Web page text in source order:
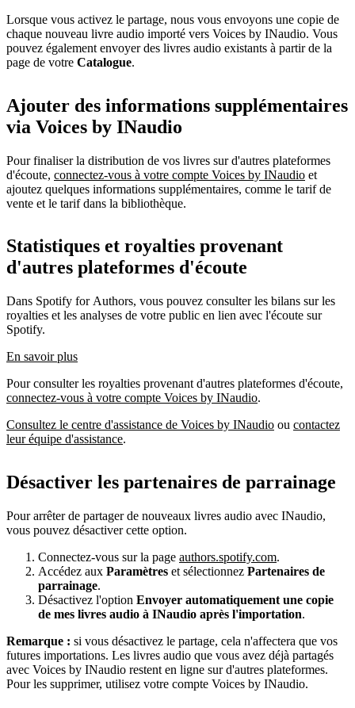
Lorsque vous activez le partage, nous vous envoyons une copie de
chaque nouveau livre audio importé vers Voices by INaudio. Vous
pouvez également envoyer des livres audio existants à partir de la
page de votre Catalogue.
Ajouter des informations supplémentaires
via Voices by INaudio
Pour finaliser la distribution de vos livres sur d'autres plateformes
d'écoute, connectez-vous à votre compte Voices by INaudio et
ajoutez quelques informations supplémentaires, comme le tarif de
vente et le tarif dans la bibliothèque.
Statistiques et royalties provenant
d'autres plateformes d'écoute
Dans Spotify for Authors, vous pouvez consulter les bilans sur les
royalties et les analyses de votre public en lien avec l'écoute sur
Spotify.
En savoir plus
Pour consulter les royalties provenant d'autres plateformes d'écoute,
connectez-vous à votre compte Voices by INaudio.
Consultez le centre d'assistance de Voices by INaudio ou contactez
leur équipe d'assistance.
Désactiver les partenaires de parrainage
Pour arrêter de partager de nouveaux livres audio avec INaudio,
vous pouvez désactiver cette option.
Connectez-vous sur la page authors.spotify.com.
Accédez aux Paramètres et sélectionnez Partenaires de
parrainage.
Désactivez l'option Envoyer automatiquement une copie
de mes livres audio à INaudio après l'importation.
Remarque : si vous désactivez le partage, cela n'affectera que vos
futures importations. Les livres audio que vous avez déjà partagés
avec Voices by INaudio restent en ligne sur d'autres plateformes.
Pour les supprimer, utilisez votre compte Voices by INaudio.